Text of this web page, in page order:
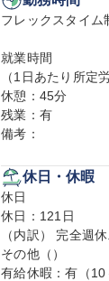
フレックスタイム
就業時間
（1日あたり所定
休憩：45分
残業：有
備考：
休日・休暇
休日
休日：121日
（内訳） 完全週
その他（）
有給休暇：有（10